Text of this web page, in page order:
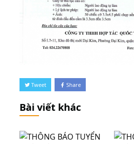
Tweet Share
Bài viết khác